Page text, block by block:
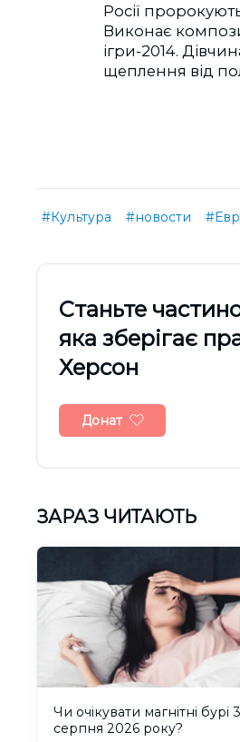
Росії
Виконає
ігри-2014.
щеплення від
#Культура #новости
Cтаньте
яка зберігає
Херсон
Донат
ЗАРАЗ ЧИТАЮТЬ
Чи очікувати магнітні бурі 3
серпня 2026 року?